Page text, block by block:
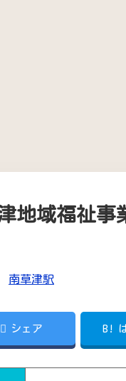
地域福祉
南草津駅
シェア B!